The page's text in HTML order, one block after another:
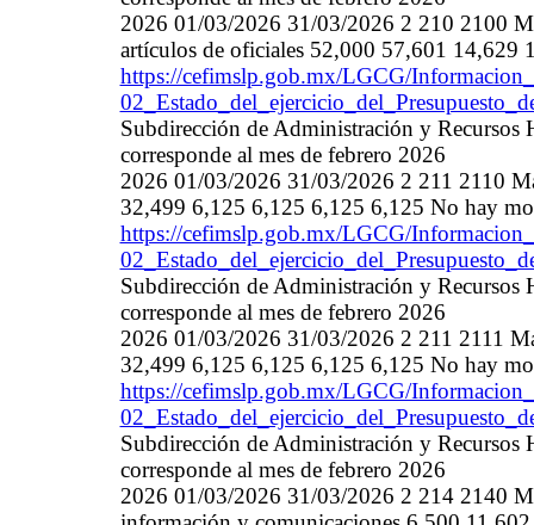
2026 01/03/2026 31/03/2026 2 210 2100
artículos de oficiales 52,000 57,601
https://cefimslp.gob.mx/LGCG/
Subdirección de Administración y Recursos
corresponde al mes de febrero 2026
2026 01/03/2026 31/03/2026 2 211 2110
32,499 6,125 6,125 6,125 6,125 No hay
https://cefimslp.gob.mx/LGCG/
Subdirección de Administración y Recursos
corresponde al mes de febrero 2026
2026 01/03/2026 31/03/2026 2 211 2111
32,499 6,125 6,125 6,125 6,125 No hay
https://cefimslp.gob.mx/LGCG/
Subdirección de Administración y Recursos
corresponde al mes de febrero 2026
2026 01/03/2026 31/03/2026 2 214 2140